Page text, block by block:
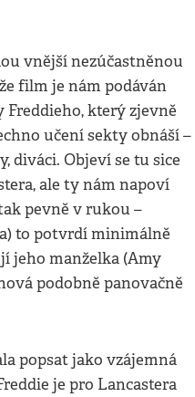
vnější nezúčastněnou
film je nám podáván
který zjevně
učení sekty obnáší –
diváci. Objeví se tu sice
ale ty nám napoví
pevně v rukou –
to potvrdí minimálně
jeho manželka (Amy
podobně panovačně
popsat jako vzájemná
je pro Lancastera